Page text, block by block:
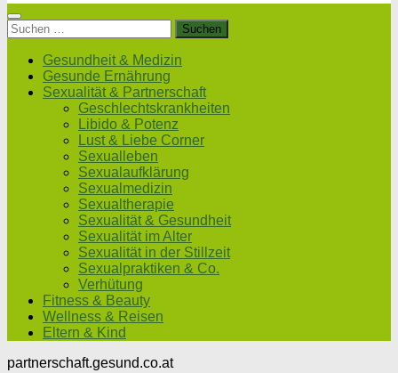
Suchen
nach:
Gesundheit & Medizin
Gesunde Ernährung
Sexualität & Partnerschaft
Geschlechtskrankheiten
Libido & Potenz
Lust & Liebe Corner
Sexualleben
Sexualaufklärung
Sexualmedizin
Sexualtherapie
Sexualität & Gesundheit
Sexualität im Alter
Sexualität in der Stillzeit
Sexualpraktiken & Co.
Verhütung
Fitness & Beauty
Wellness & Reisen
Eltern & Kind
partnerschaft.gesund.co.at